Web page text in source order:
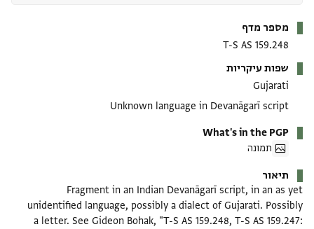
מספר מדף
T-S AS 159.248
שפות עיקריות
Gujarati
Unknown language in Devanāgarī script
What's in the PGP
תמונה
תיאור
Fragment in an Indian Devanāgarī script, in an as yet
unidentified language, possibly a dialect of Gujarati. Possibly
a letter. See Gideon Bohak, "T-S AS 159.248, T-S AS 159.247: